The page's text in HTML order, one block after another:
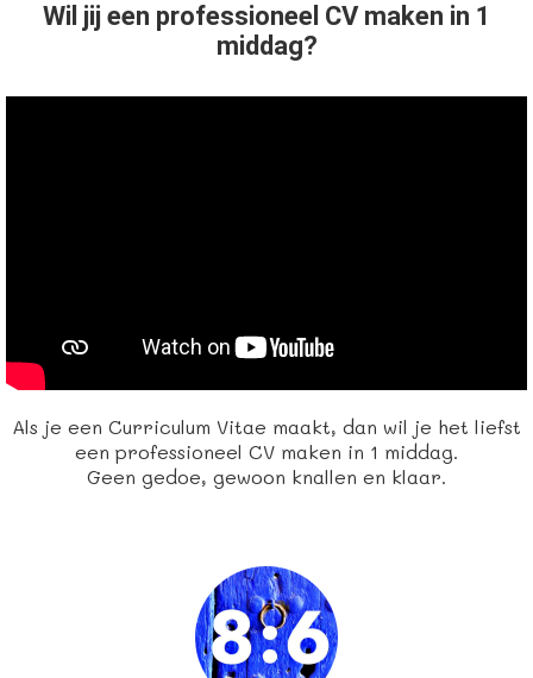
Wil jij een professioneel CV maken in 1
middag?
Als je een Curriculum Vitae maakt, dan wil je het liefst
een professioneel CV maken in 1 middag.
Geen gedoe, gewoon knallen en klaar.